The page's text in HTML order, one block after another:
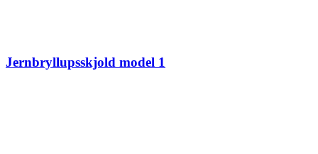
Jernbryllupsskjold model 1